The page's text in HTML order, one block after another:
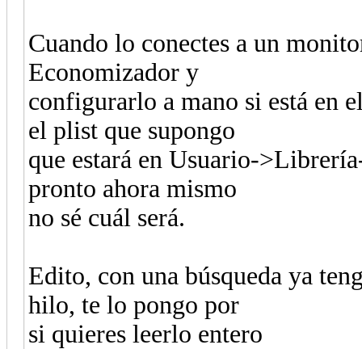
Cuando lo conectes a un
Economizador y
configurarlo a mano si está en
el plist que supongo
que estará en Usuario-
pronto ahora mismo
no sé cuál será.
Edito, con una búsqueda ya
hilo, te lo pongo por
si quieres leerlo entero